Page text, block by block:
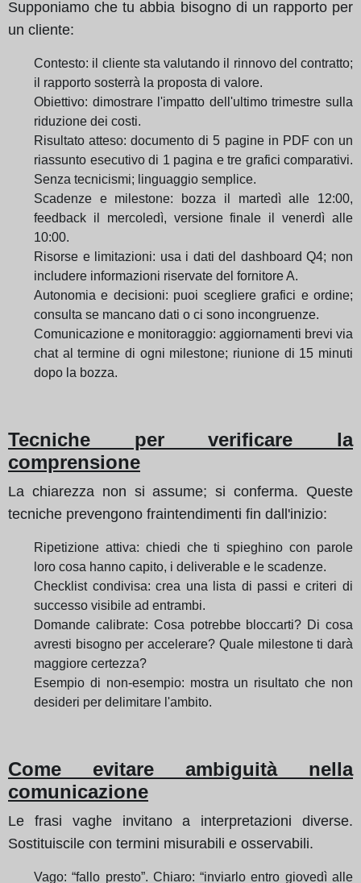
Supponiamo che tu abbia bisogno di un rapporto per
un cliente:
Contesto: il cliente sta valutando il rinnovo del contratto;
il rapporto sosterrà la proposta di valore.
Obiettivo: dimostrare l'impatto dell'ultimo trimestre sulla
riduzione dei costi.
Risultato atteso: documento di 5 pagine in PDF con un
riassunto esecutivo di 1 pagina e tre grafici comparativi.
Senza tecnicismi; linguaggio semplice.
Scadenze e milestone: bozza il martedì alle 12:00,
feedback il mercoledì, versione finale il venerdì alle
10:00.
Risorse e limitazioni: usa i dati del dashboard Q4; non
includere informazioni riservate del fornitore A.
Autonomia e decisioni: puoi scegliere grafici e ordine;
consulta se mancano dati o ci sono incongruenze.
Comunicazione e monitoraggio: aggiornamenti brevi via
chat al termine di ogni milestone; riunione di 15 minuti
dopo la bozza.
Tecniche per verificare la
comprensione
La chiarezza non si assume; si conferma. Queste
tecniche prevengono fraintendimenti fin dall'inizio:
Ripetizione attiva: chiedi che ti spieghino con parole
loro cosa hanno capito, i deliverable e le scadenze.
Checklist condivisa: crea una lista di passi e criteri di
successo visibile ad entrambi.
Domande calibrate: Cosa potrebbe bloccarti? Di cosa
avresti bisogno per accelerare? Quale milestone ti darà
maggiore certezza?
Esempio di non-esempio: mostra un risultato che non
desideri per delimitare l'ambito.
Come evitare ambiguità nella
comunicazione
Le frasi vaghe invitano a interpretazioni diverse.
Sostituiscile con termini misurabili e osservabili.
Vago: “fallo presto”. Chiaro: “inviarlo entro giovedì alle